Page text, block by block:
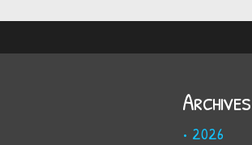
Archives
2026